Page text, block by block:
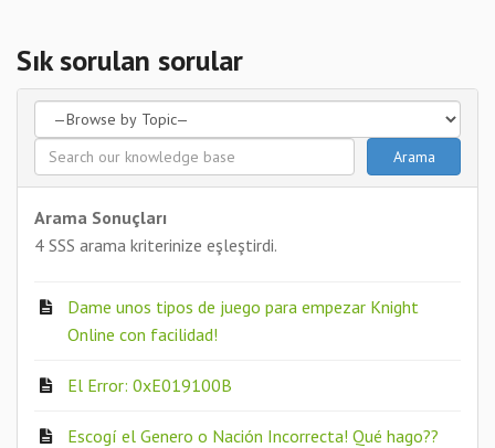
Sık sorulan sorular
Arama Sonuçları
4 SSS arama kriterinize eşleştirdi.
Dame unos tipos de juego para empezar Knight
Online con facilidad!
El Error: 0xE019100B
Escogí el Genero o Nación Incorrecta! Qué hago??